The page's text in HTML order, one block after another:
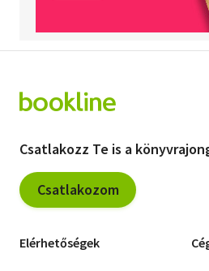
Csatlakozz Te is a
Csatlakozom
Elérhetőségek